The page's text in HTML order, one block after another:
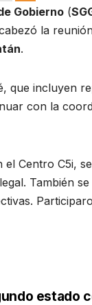
Gobierno (
la
.
que incluyen
con la
Centro C5i,
También
estado